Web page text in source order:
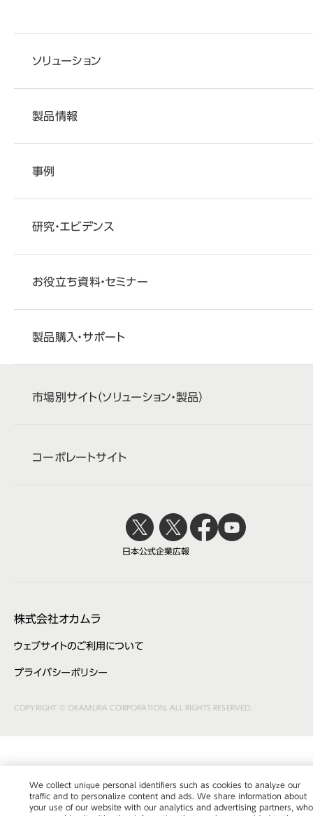
ソリューション
製品情報
事例
研究・エビデンス
お役立ち資料・セミナー
製品購入・サポート
市場別サイト（ソリューション・製品）
コーポレートサイト
株式会社オカムラ
ウェブサイトのご利用について
プライバシーポリシー
COPYRIGHT © OKAMURA CORPORATION. ALL RIGHTS RESERVED.
日本公式企業広報
We collect unique personal identifiers such as cookies to analyze our
traffic and to personalize content and ads. We share information about
your use of our website with our analytics and advertising partners, who